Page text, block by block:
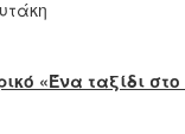
«Ένα ταξίδι